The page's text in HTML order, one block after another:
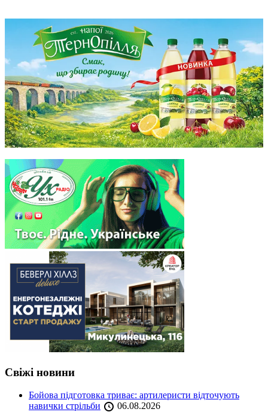
Свіжі новини
Бойова підготовка триває: артилеристи відточують
навички стрільби
06.08.2026